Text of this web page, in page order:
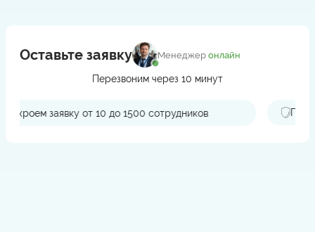
Оставьте заявку Менеджер онлайн
Перезвоним через 10 минут
Поддержка при проверках